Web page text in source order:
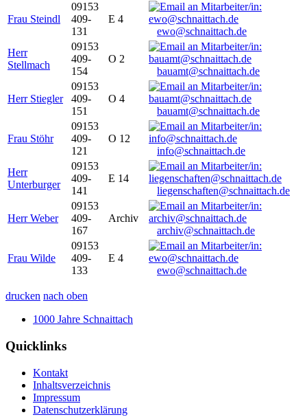
Frau Steindl
09153
409-
131
E 4
ewo@schnaittach.de
Herr
Stellmach
09153
409-
154
O 2
bauamt@schnaittach.de
Herr Stiegler
09153
409-
151
O 4
bauamt@schnaittach.de
Frau Stöhr
09153
409-
121
O 12
info@schnaittach.de
Herr
Unterburger
09153
409-
141
E 14
liegenschaften@schnaittach.de
Herr Weber
09153
409-
167
Archiv
archiv@schnaittach.de
Frau Wilde
09153
409-
133
E 4
ewo@schnaittach.de
drucken nach oben
1000 Jahre Schnaittach
Quicklinks
Kontakt
Inhaltsverzeichnis
Impressum
Datenschutzerklärung